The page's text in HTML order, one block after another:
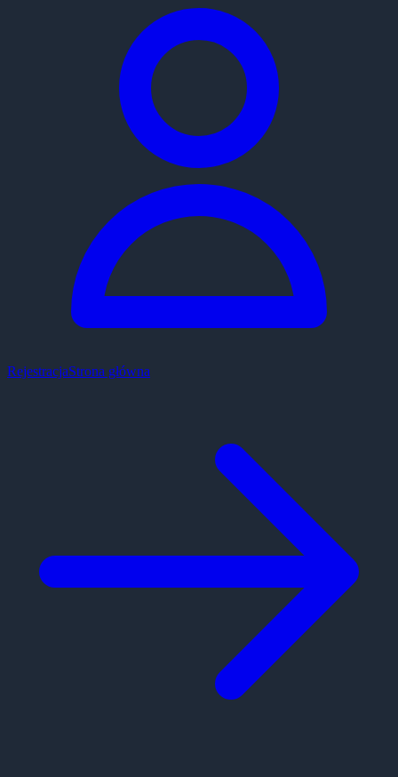
RejestracjaStrona główna